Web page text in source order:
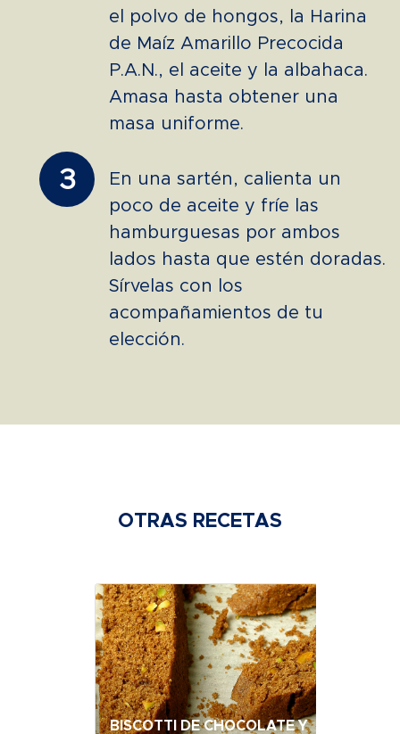
el polvo de hongos, la Harina
de Maíz Amarillo Precocida
P.A.N., el aceite y la albahaca.
Amasa hasta obtener una
masa uniforme.
3
En una sartén, calienta un
poco de aceite y fríe las
hamburguesas por ambos
lados hasta que estén doradas.
Sírvelas con los
acompañamientos de tu
elección.
OTRAS RECETAS
BISCOTTI DE CHOCOLATE Y